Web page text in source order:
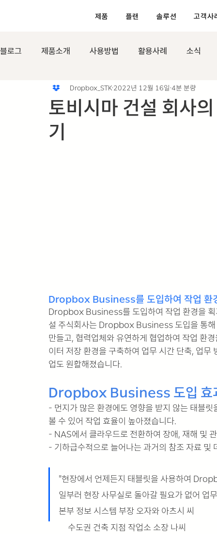
제품 플랜 솔루션 고객사
블로그 제품소개 사용방법 활용사례 소식
토비시마 건설 회사
기
Dropbox_STK 2022년 12월 16일 4분 분량
Dropbox Business를 도입하여 작업 환
Dropbox Business를 도입하여 작업 환경을 획
설 주식회사는 Dropbox Business 도입을 통해
만들고, 협력업체와 유연하게 협업하여 작업 환
이터 저장 환경을 구축하여 업무 시간 단축, 업
업도 원활해졌습니다.
Dropbox Business 도입 효
- 먼지가 많은 환경에도 영향을 받지 않는 태블
볼 수 있어 작업 효율이 높아졌습니다.
- NAS에서 클라우드로 전환하여 장애, 재해 및
- 기하급수적으로 늘어나는 과거의 참조 자료 및
"현장에서 언제든지 태블릿을 사용하여
일부러 현장 사무실로 돌아갈 필요가 없어 업
본부 정보 시스템 부장 오자와 아츠시 씨
수도권 건축 지점 작업소 소장 나씨